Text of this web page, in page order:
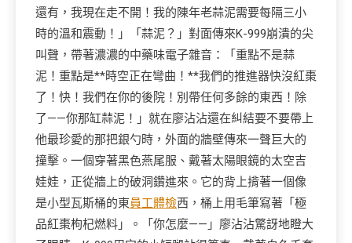
還有，我現在走不開！我的陳年老蒜泥需要每隔三小
時的溫和震動！」「蒜泥？」對面傳來K-999崩潰的尖
叫聲，帶著濃濃的中藥味電子雜音：「重點不是蒜
泥！重點是**時空正在彎曲！**我們的推進器快沒紅棗
了！快！我們在你的後院！別帶任何多餘的東西！除
了——你那缸蒜泥！」就在廖沾沾還在糾結要不要帶上
他最珍愛的那把銀勺時，外面的牆壁傳來一聲巨大的
撞擊。一個穿著黑色燕尾服、戴著太陽眼鏡的太空吉
娃娃，正從牆上的破洞鑽進來。它的背上揹著一個像
是小型瓦斯桶的東員工體檢西，桶上用毛筆寫著「極
品紅棗枸杞燃料」。「你怎麼——」廖沾沾驚訝地瞪大